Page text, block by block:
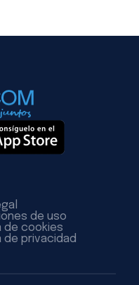
de uso
de cookies
de privacidad